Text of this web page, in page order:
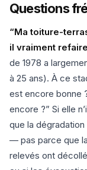
Questions
“Ma toiture-
il vraiment
de 1978 a
à 25 ans). À ce
est encore bonne
encore ?” Si elle
que la
— pas parce que
relevés ont